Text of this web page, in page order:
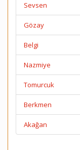
Sevsen
Gözay
Belgi
Nazmiye
Tomurcuk
Berkmen
Akağan